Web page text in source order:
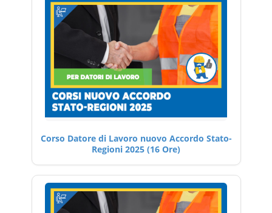
Corso Datore di Lavoro nuovo Accordo Stato-
Regioni 2025 (16 Ore)